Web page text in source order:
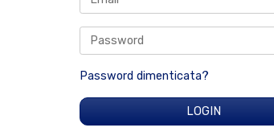
Password dimenticata?